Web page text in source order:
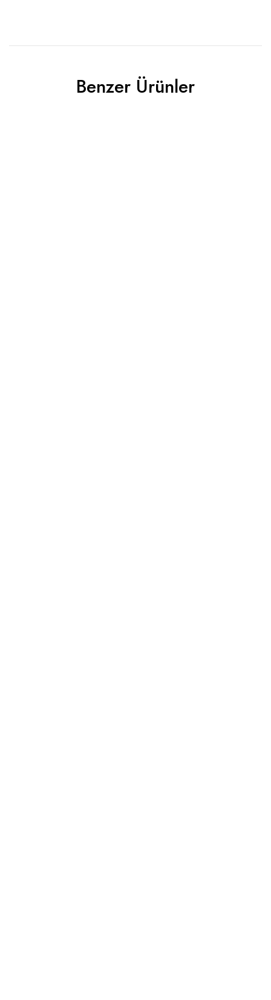
Benzer Ürünler